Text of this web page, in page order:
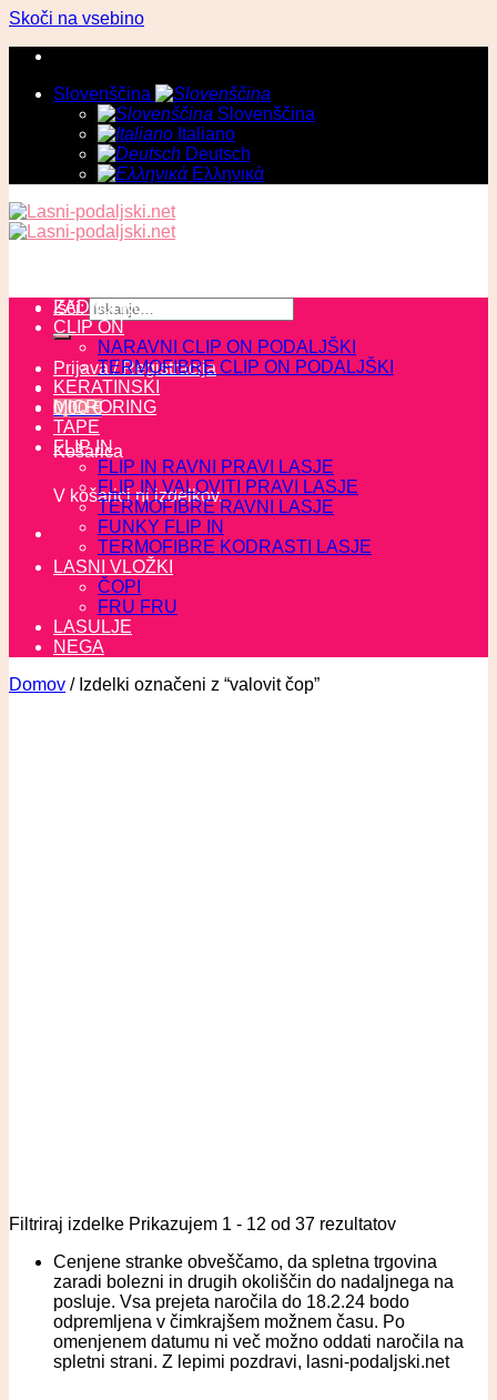
Skoči na vsebino
Slovenščina
Slovenščina
Italiano
Deutsch
Ελληνικά
Išči:
Prijava / Registracija
0,00€
Košarica
V košarici ni izdelkov.
ZADNJI KOSI
CLIP ON
NARAVNI CLIP ON PODALJŠKI
TERMOFIBRE CLIP ON PODALJŠKI
KERATINSKI
MICRORING
TAPE
FLIP IN
FLIP IN RAVNI PRAVI LASJE
FLIP IN VALOVITI PRAVI LASJE
TERMOFIBRE RAVNI LASJE
FUNKY FLIP IN
TERMOFIBRE KODRASTI LASJE
LASNI VLOŽKI
ČOPI
FRU FRU
LASULJE
NEGA
Domov /Izdelki označeni z “valovit čop”
Filtriraj izdelke Prikazujem 1 - 12 od 37 rezultatov
Cenjene stranke obveščamo, da spletna trgovina
zaradi bolezni in drugih okoliščin do nadaljnega na
posluje. Vsa prejeta naročila do 18.2.24 bodo
odpremljena v čimkrajšem možnem času. Po
omenjenem datumu ni več možno oddati naročila na
spletni strani. Z lepimi pozdravi, lasni-podaljski.net